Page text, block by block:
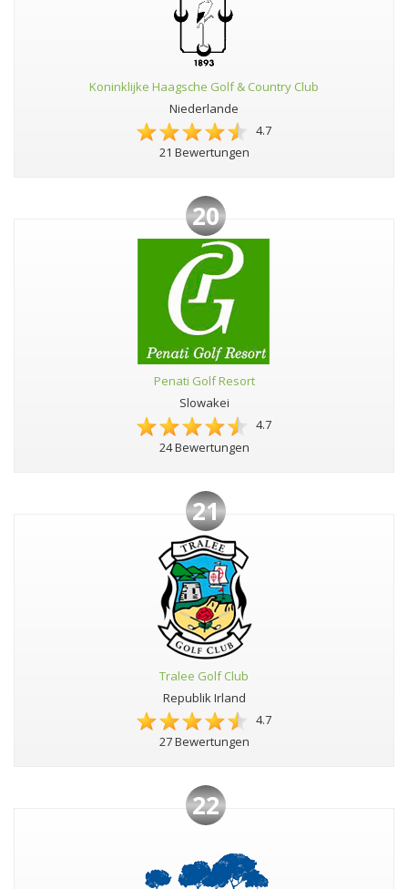
Koninklijke Haagsche Golf & Country Club
Niederlande
4.7
21 Bewertungen
20
Penati Golf Resort
Slowakei
4.7
24 Bewertungen
21
Tralee Golf Club
Republik Irland
4.7
27 Bewertungen
22